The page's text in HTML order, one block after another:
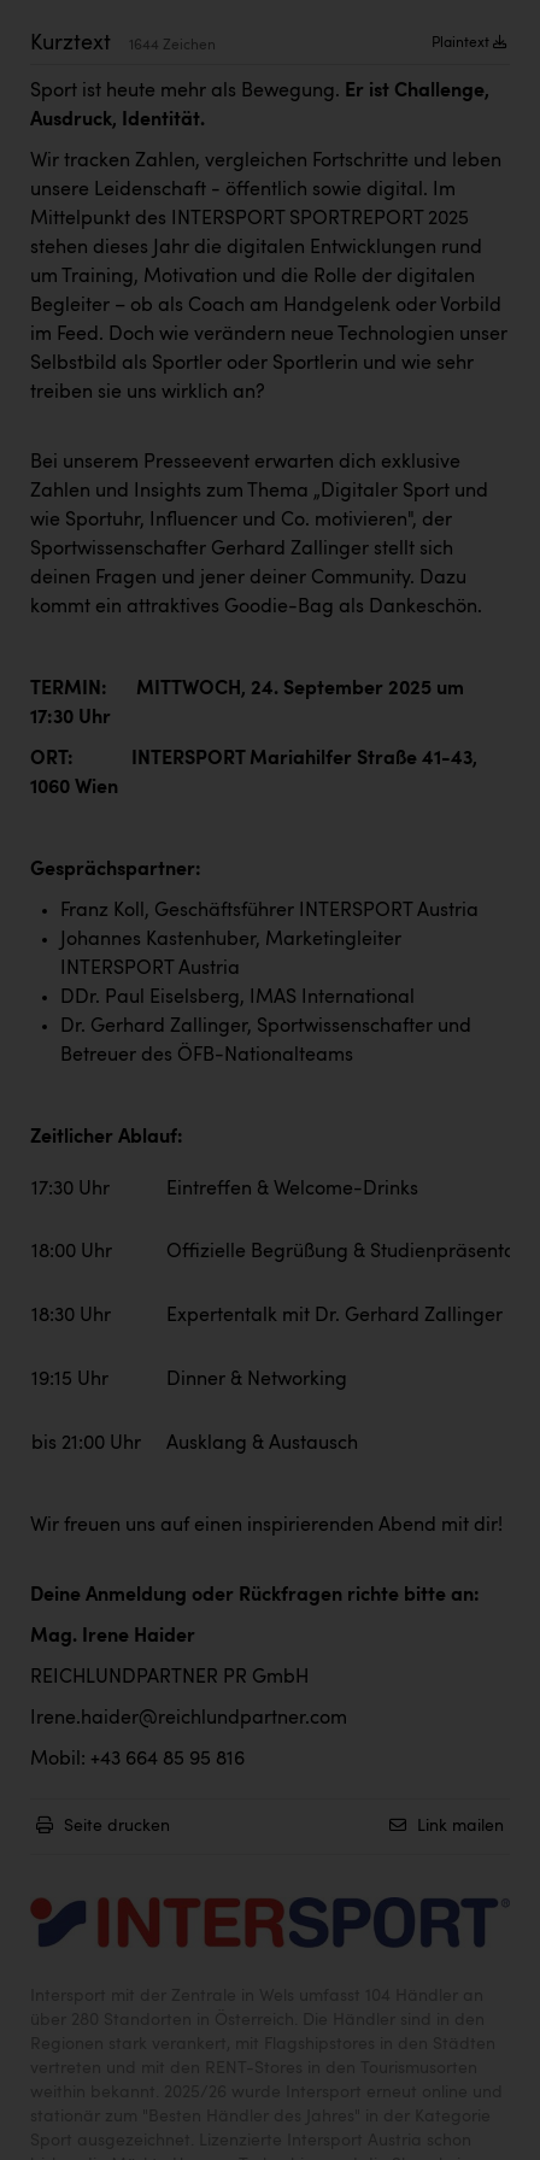
everfield
Firmenradl
Fristads Austria
HIG Infomotion Group
IFE Austria GmbH
Immotech
Jesolo
Jane Goodall Institute Austria
Kärcher
Karin Liedl
KIWI Kinderwunsch Institut Dr. Loimer
Kleider Bauer
Maximarkt
Oldtimer Raststationen und Motorhotels
Österreichischer Kachelofenverband
Orlen
Passage Linz
PÜSPÖK
REMAX
RUBBLE MASTER
SCHMACHTL GmbH
Seher + Partner
TCL
TGW Logistics
TRAILOMAT & Cycling Austria
VERITAS
Wir besiegen Krebs
Wirtschaftskammer OÖ
Kurztext 1644 Zeichen Plaintext
Sport ist heute mehr als Bewegung. Er ist Challenge,
Ausdruck, Identität.
Wir tracken Zahlen, vergleichen Fortschritte und leben
unsere Leidenschaft - öffentlich sowie digital. Im
Mittelpunkt des INTERSPORT SPORTREPORT 2025
stehen dieses Jahr die digitalen Entwicklungen rund
um Training, Motivation und die Rolle der digitalen
Begleiter – ob als Coach am Handgelenk oder Vorbild
im Feed. Doch wie verändern neue Technologien unser
Selbstbild als Sportler oder Sportlerin und wie sehr
treiben sie uns wirklich an?
Bei unserem Presseevent erwarten dich exklusive
Zahlen und Insights zum Thema „Digitaler Sport und
wie Sportuhr, Influencer und Co. motivieren", der
Sportwissenschafter Gerhard Zallinger stellt sich
deinen Fragen und jener deiner Community. Dazu
kommt ein attraktives Goodie-Bag als Dankeschön.
TERMIN: MITTWOCH, 24. September 2025 um
17:30 Uhr
ORT: INTERSPORT Mariahilfer Straße 41-43,
1060 Wien
Gesprächspartner:
Franz Koll, Geschäftsführer INTERSPORT Austria
Johannes Kastenhuber, Marketingleiter
INTERSPORT Austria
DDr. Paul Eiselsberg, IMAS International
Dr. Gerhard Zallinger, Sportwissenschafter und
Betreuer des ÖFB-Nationalteams
Zeitlicher Ablauf:
17:30 Uhr Eintreffen & Welcome-Drinks
18:00 Uhr Offizielle Begrüßung &
18:30 Uhr Expertentalk mit Dr. Gerhard Zallinger
19:15 Uhr Dinner & Networking
bis 21:00 Uhr Ausklang & Austausch
Wir freuen uns auf einen inspirierenden Abend mit dir!
Deine Anmeldung oder Rückfragen richte bitte an:
Mag. Irene Haider
REICHLUNDPARTNER PR GmbH
Irene.haider@reichlundpartner.com
Mobil: +43 664 85 95 816
Seite drucken Link mailen